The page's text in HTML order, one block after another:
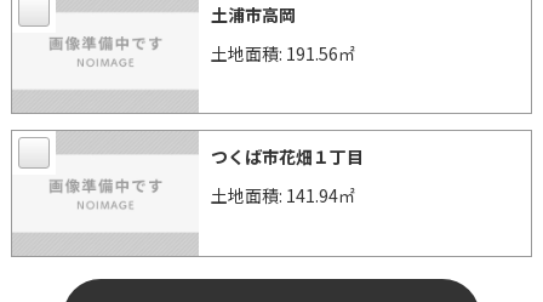
土浦市高岡
土地面積: 191.56㎡
つくば市花畑１丁目
土地面積: 141.94㎡